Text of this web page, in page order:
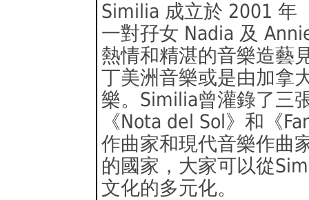
Similia 成立於 2001 年
一對孖女 Nadia 及
熱情和精湛的音樂造藝
丁美洲音樂或是由加拿
樂。Similia曾灌錄了三
《Nota del Sol》和《
作曲家和現代音樂作曲
的國家，大家可以從
文化的多元化。